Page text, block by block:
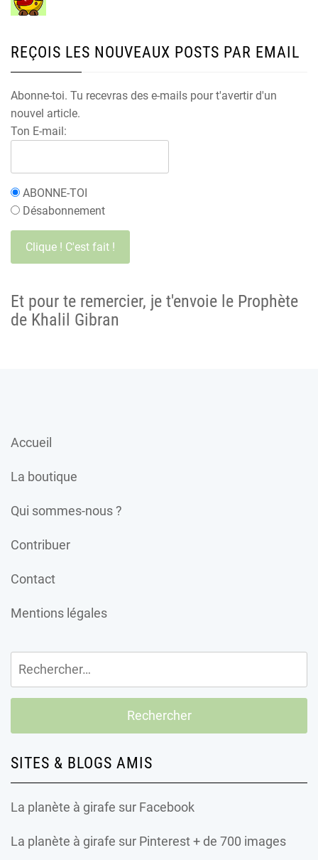
REÇOIS LES NOUVEAUX POSTS PAR EMAIL
Abonne-toi. Tu recevras des e-mails pour t'avertir d'un
nouvel article.
Ton E-mail:
ABONNE-TOI
Désabonnement
Et pour te remercier, je t'envoie le Prophète
de Khalil Gibran
Accueil
La boutique
Qui sommes-nous ?
Contribuer
Contact
Mentions légales
Rechercher :
SITES & BLOGS AMIS
La planète à girafe sur Facebook
La planète à girafe sur Pinterest + de 700 images